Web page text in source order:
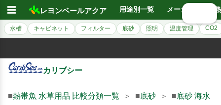
☰ レヨンベールアクア 用途別一覧 メーカー別
水槽 キャビネット フィルター 底砂 照明 温度管理 CO2
カリブシー
■熱帯魚 水草用品 比較分類一覧 ＞ ■底砂 ＞ ■底砂 海水